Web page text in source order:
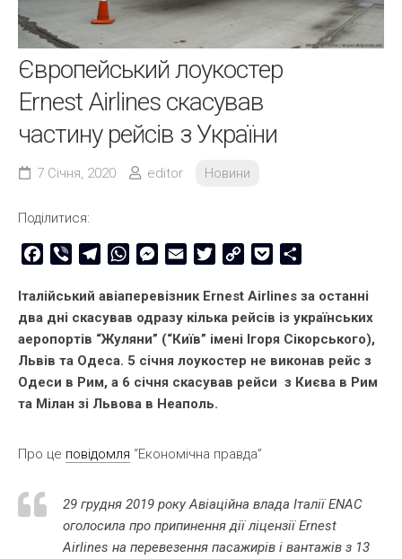
Європейський лоукостер
Ernest Airlines скасував
частину рейсів з України
7 Січня, 2020 editor Новини
Поділитися:
Facebook
Viber TelegramWhatsAppMessenger
Email TwitterCopy
Pocket
Італійський авіаперевізник Ernest Airlines за останні
два дні скасував одразу кілька рейсів із українських
аеропортів “Жуляни” (“Київ” імені Ігоря Сікорського),
Львів та Одеса. 5 січня лоукостер не виконав рейс з
Одеси в Рим, а 6 січня скасував рейси з Києва в Рим
та Мілан зі Львова в Неаполь.
Про це повідомля “Економічна правда”
29 грудня 2019 року Авіаційна влада Італії ENAC
оголосила про припинення дії ліцензії Ernest
Airlines на перевезення пасажирів і вантажів з 13